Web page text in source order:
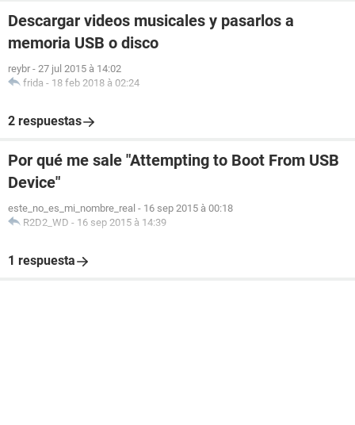
Descargar videos musicales y pasarlos a
memoria USB o disco
reybr - 27 jul 2015 à 14:02
frida - 18 feb 2018 à 02:24
2 respuestas
Por qué me sale "Attempting to Boot From USB
Device"
este_no_es_mi_nombre_real - 16 sep 2015 à 00:18
R2D2_WD - 16 sep 2015 à 14:39
1 respuesta